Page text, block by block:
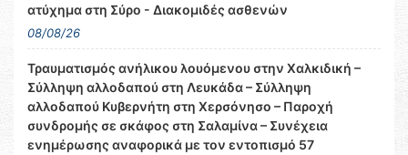
ατύχημα στη Σύρο - Διακομιδές ασθενών
08/08/26
Τραυματισμός ανήλικου λουόμενου στην Χαλκιδική –
Σύλληψη αλλοδαπού στη Λευκάδα – Σύλληψη
αλλοδαπού Κυβερνήτη στη Χερσόνησο – Παροχή
συνδρομής σε σκάφος στη Σαλαμίνα – Συνέχεια
ενημέρωσης αναφορικά με τον εντοπισμό 57